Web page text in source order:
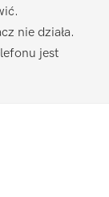
nie działa.
jest